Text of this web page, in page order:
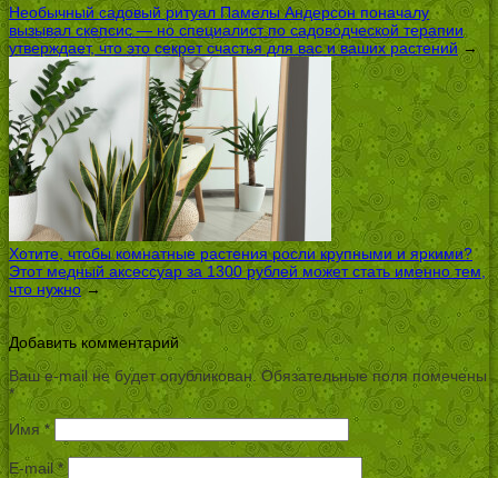
Необычный садовый ритуал Памелы Андерсон поначалу
вызывал скепсис — но специалист по садоводческой терапии
утверждает, что это секрет счастья для вас и ваших растений →
Хотите, чтобы комнатные растения росли крупными и яркими?
Этот медный аксессуар за 1300 рублей может стать именно тем,
что нужно→
Добавить комментарий
Ваш e-mail не будет опубликован. Обязательные поля помечены
*
Имя*
E-mail*